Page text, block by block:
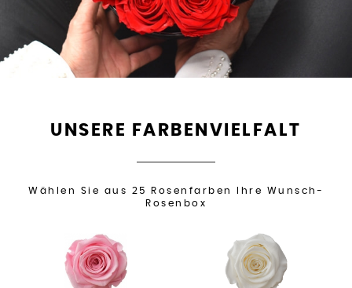
UNSERE FARBENVIELFALT
Wählen Sie aus 25 Rosenfarben Ihre Wunsch-
Rosenbox